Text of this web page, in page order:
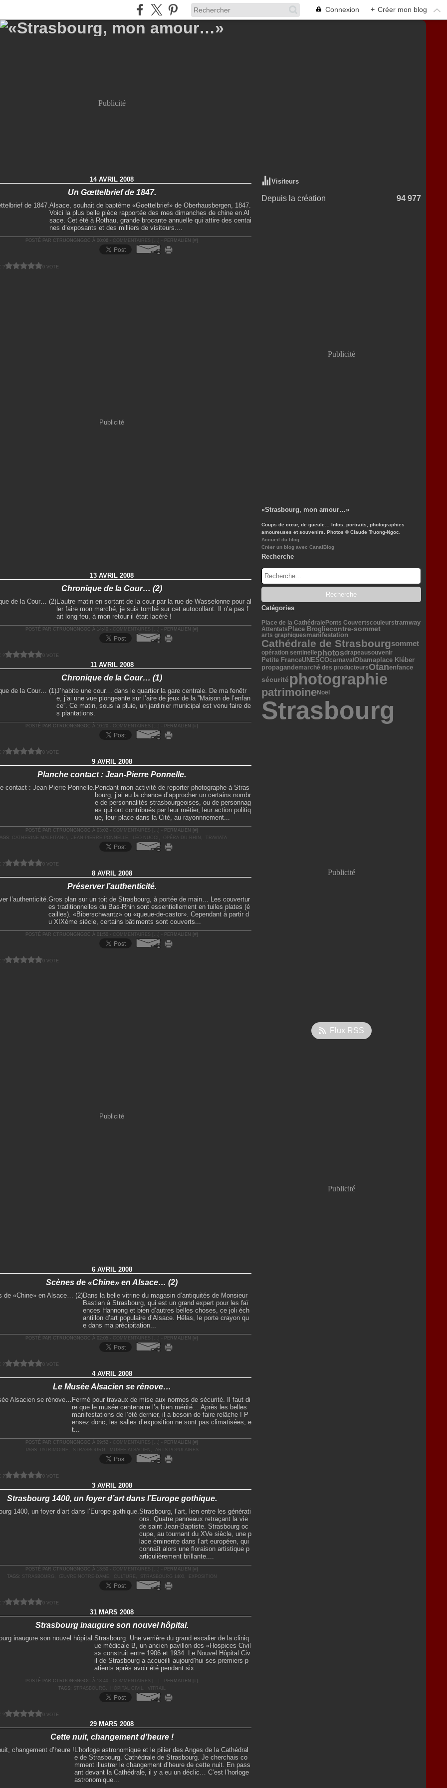
Connexion + Créer mon blog
Publicité
14 AVRIL 2008
Un Gœttelbrief de 1847.
Alsace, souhait de baptême «Goettelbrief» de Oberhausbergen, 1847.
Voici la plus belle pièce rapportée des mes dimanches de chine en Al
sace. Cet été à Rothau, grande brocante annuelle qui attire des centai
nes d’exposants et des milliers de visiteurs....
POSTÉ PAR CTRUONGNGOC À 00:06 - COMMENTAIRES [ … - PERMALIEN [ #
? 0 VOTE
Publicité
13 AVRIL 2008
Chronique de la Cour… (2)
L’autre matin en sortant de la cour par la rue de Wasselonne pour al
ler faire mon marché, je suis tombé sur cet autocollant. Il n’a pas f
ait long feu, à mon retour il était lacéré !
POSTÉ PAR CTRUONGNGOC À 14:40 - COMMENTAIRES [ … - PERMALIEN [ #
? 0 VOTE
11 AVRIL 2008
Chronique de la Cour… (1)
J’habite une cour… dans le quartier la gare centrale. De ma fenêtr
e, j’ai une vue plongeante sur l’aire de jeux de la ”Maison de l’enfan
ce”. Ce matin, sous la pluie, un jardinier municipal est venu faire de
s plantations.
POSTÉ PAR CTRUONGNGOC À 10:20 - COMMENTAIRES [ … - PERMALIEN [ #
? 0 VOTE
9 AVRIL 2008
Planche contact : Jean-Pierre Ponnelle.
Pendant mon activité de reporter photographe à Stras
bourg, j’ai eu la chance d’approcher un certains nombr
e de personnalités strasbourgeoises, ou de personnag
es qui ont contribués par leur métier, leur action politiq
ue, leur place dans la Cité, au rayonnnement...
POSTÉ PAR CTRUONGNGOC À 03:02 - COMMENTAIRES [ … - PERMALIEN [ #
CATHERINE MALFITANO , JEAN-PIERRE PONNELLE , LÉO NUCCI , OPÉRA DU RHIN , TRAVIATA
? 0 VOTE
8 AVRIL 2008
Préserver l’authenticité.
Gros plan sur un toit de Strasbourg, à portée de main… Les couvertur
es traditionnelles du Bas-Rhin sont essentiellement en tuiles plates (é
cailles). «Biberschwantz» ou «queue-de-castor». Cependant à partir d
u XIXème siècle, certains bâtiments sont couverts...
POSTÉ PAR CTRUONGNGOC À 01:50 - COMMENTAIRES [ … - PERMALIEN [ #
? 0 VOTE
Publicité
6 AVRIL 2008
Scènes de «Chine» en Alsace… (2)
Dans la belle vitrine du magasin d’antiquités de Monsieur
Bastian à Strasbourg, qui est un grand expert pour les faï
ences Hannong et bien d’autres belles choses, ce joli éch
antillon d’art populaire d’Alsace. Hélas, le porte crayon qu
e dans ma précipitation...
POSTÉ PAR CTRUONGNGOC À 02:05 - COMMENTAIRES [ … - PERMALIEN [ #
? 0 VOTE
4 AVRIL 2008
Le Musée Alsacien se rénove…
Fermé pour travaux de mise aux normes de sécurité. Il faut di
re que le musée centenaire l’a bien mérité… Après les belles
manifestations de l’été dernier, il a besoin de faire relâche ! P
ensez donc, les salles d’exposition ne sont pas climatisées, e
t...
POSTÉ PAR CTRUONGNGOC À 09:52 - COMMENTAIRES [ … - PERMALIEN [ #
TAGS:
PATRIMOINE , STRASBOURG , MUSÉE ALSACIEN , ARTS POPULAIRES
? 0 VOTE
3 AVRIL 2008
Strasbourg 1400, un foyer d’art dans l’Europe gothique.
Strasbourg, l’art, lien entre les générati
ons. Quatre panneaux retraçant la vie
de saint Jean-Baptiste. Strasbourg oc
cupe, au tournant du XVe siècle, une p
lace éminente dans l’art européen, qui
connaît alors une floraison artistique p
articulièrement brillante....
POSTÉ PAR CTRUONGNGOC À 13:50 - COMMENTAIRES [ … - PERMALIEN [ #
TAGS: STRASBOURG , ŒUVRE NOTRE-DAME , CULTURE , STRASBOURG 1400 , EXPOSITION
? 0 VOTE
31 MARS 2008
Strasbourg inaugure son nouvel hôpital.
Strasbourg. Une verrière du grand escalier de la cliniq
ue médicale B, un ancien pavillon des «Hospices Civil
s» construit entre 1906 et 1934. Le Nouvel Hôpital Civ
il de Strasbourg a accueilli aujourd’hui ses premiers p
atients après avoir été pendant six...
POSTÉ PAR CTRUONGNGOC À 13:40 - COMMENTAIRES [ … - PERMALIEN [ #
TAGS: STRASBOURG , HÔPITAL CIVIL , VITRAIL
? 0 VOTE
29 MARS 2008
Cette nuit, changement d’heure !
L’horloge astronomique et le pilier des Anges de la Cathédral
e de Strasbourg. Cathédrale de Strasbourg. Je cherchais co
mment illustrer le changement d’heure de cette nuit. En pass
ant devant la Cathédrale, il y a eu un déclic… C’est l’horloge
astronomique...
Visiteurs
Depuis la création 94 977
Publicité
«Strasbourg, mon amour…»
Coups de cœur, de gueule… Infos, portraits, photographies
amoureuses et souvenirs. Photos © Claude Truong-Ngoc.
Accueil du blog
Créer un blog avec CanalBlog
Recherche
Catégories
Place de la CathédralePonts Couvertscouleurstramway
AttentatsPlace Brogliecontre-sommet
arts graphiquesmanifestation
Cathédrale de Strasbourgsommet
opération sentinellephotosdrapeausouvenir
Petite FranceUNESCOcarnavalObamaplace Kléber
propagandemarché des producteursOtanenfance
sécuritéphotographie
patrimoineNoël
Strasbourg
Publicité
Flux RSS
Publicité